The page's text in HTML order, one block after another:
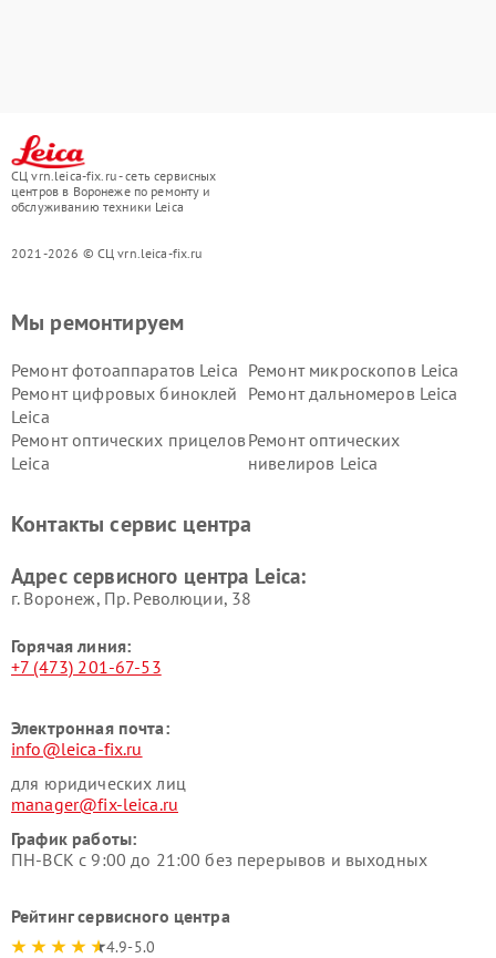
СЦ vrn.leica-fix.ru - сеть сервисных
центров в Воронеже по ремонту и
обслуживанию техники Leica
2021-2026 © СЦ vrn.leica-fix.ru
Мы ремонтируем
Ремонт фотоаппаратов Leica Ремонт микроскопов Leica
Ремонт цифровых биноклей
Leica
Ремонт дальномеров Leica
Ремонт оптических прицелов
Leica
Ремонт оптических
нивелиров Leica
Контакты сервис центра
Адрес сервисного центра Leica:
г. Воронеж, Пр. Революции, 38
Горячая линия:
+7 (473) 201-67-53
Электронная почта:
info@leica-fix.ru
для юридических лиц
manager@fix-leica.ru
График работы:
ПН-ВСК с 9:00 до 21:00 без перерывов и выходных
Рейтинг сервисного центра
4.9-5.0